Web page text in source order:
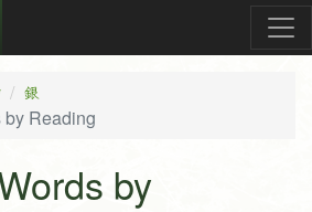
銀
Reading
by